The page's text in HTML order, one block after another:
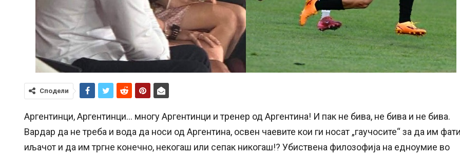
Сподели
Аргентинци, Аргентинци… многу Аргентинци и тренер од Аргентина! И пак не бива, не бива и не бива.
Вардар да не треба и вода да носи од Аргентина, освен чаевите кои ги носат „гаучосите“ за да им
иљачот и да им тргне конечно, некогаш или сепак никогаш!? Убиствена филозофија на едноумие во